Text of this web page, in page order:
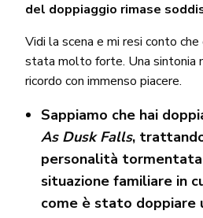
del doppiaggio rimase
Vidi la scena e mi resi conto
stata molto forte. Una sintonia
ricordo con immenso piacere.
Sappiamo che hai
As Dusk Falls,
personalità tormentata
situazione familiare in
come è stato doppiare